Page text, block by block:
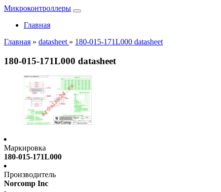
Микроконтроллеры
Главная
Главная » datasheet » 180-015-171L000 datasheet
180-015-171L000 datasheet
Маркировка
180-015-171L000
Производитель
Norcomp Inc